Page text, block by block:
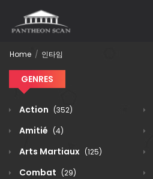
Home 인타임
GENRES
Action (352)
Amitié (4)
Arts Martiaux (125)
Combat (29)